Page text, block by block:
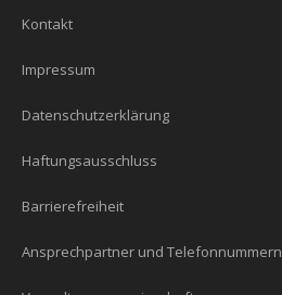
Kontakt
Impressum
Datenschutzerklärung
Haftungsausschluss
Barrierefreiheit
Ansprechpartner und Telefonnummern